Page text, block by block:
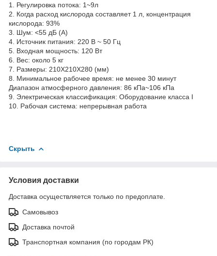
1. Регулировка потока: 1~9л
2. Когда расход кислорода составляет 1 л, концентрация
кислорода: 93%
3. Шум: <55 дБ (А)
4. Источник питания: 220 В ~ 50 Гц
5. Входная мощность: 120 Вт
6. Вес: около 5 кг
7. Размеры: 210X210X280 (мм)
8. Минимальное рабочее время: не менее 30 минут
Диапазон атмосферного давления: 86 кПа~106 кПа
9. Электрическая классификация: Оборудование класса I
10. Рабочая система: непрерывная работа
Скрыть
Условия доставки
Доставка осуществляется только по предоплате.
Самовывоз
Доставка почтой
Транспортная компания (по городам РК)